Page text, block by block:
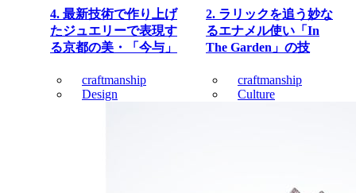
4. 最新技術で作り上げ
たジュエリーで表現す
る京都の美・「今与」
craftmanship
Design
2. ラリックを追う妙な
るエナメル使い「In
The Garden」の技
craftmanship
Culture